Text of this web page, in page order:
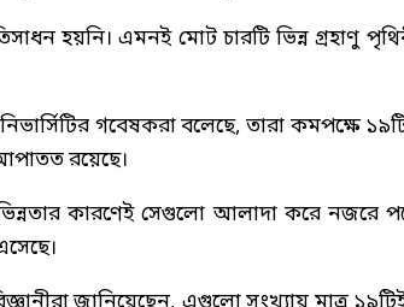
হয়নি। এমনই মোট চারটি ভিন্ন গ্রহাণু
গবেষকরা বলেছে, তারা কমপক্ষে
রয়েছে।
কারণেই সেগুলো আলাদা করে নজরে